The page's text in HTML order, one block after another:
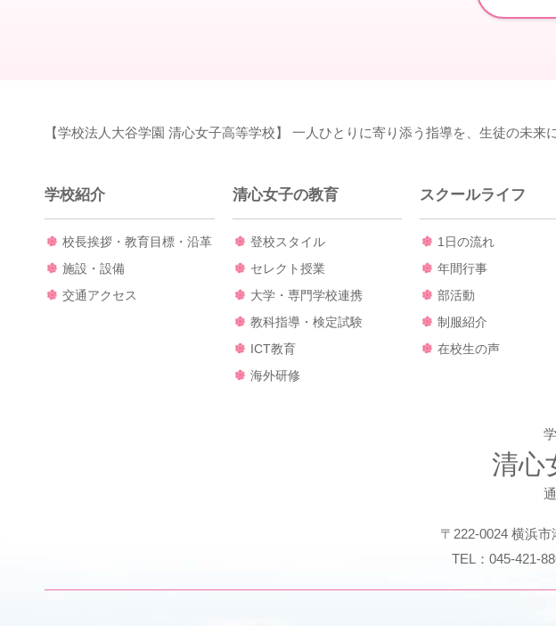
【学校法人大谷学園 清心女子高等学校】 一人ひとりに寄り添う指導を、生徒の未来
学校紹介
校長挨拶・教育目標・沿革
施設・設備
交通アクセス
清心女子の教育
登校スタイル
セレクト授業
大学・専門学校連携
教科指導・検定試験
ICT教育
海外研修
スクールライフ
1日の流れ
年間行事
部活動
制服紹介
在校生の声
清心
〒222-0024 横浜
TEL：045-421-